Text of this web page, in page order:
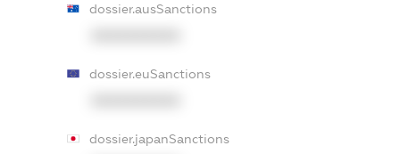
dossier.ausSanctions
dossier.euSanctions
dossier.japanSanctions